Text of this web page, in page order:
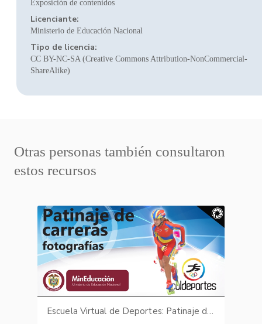
Exposición de contenidos
Licenciante:
Ministerio de Educación Nacional
Tipo de licencia:
CC BY-NC-SA (Creative Commons Attribution-NonCommercial-
ShareAlike)
Otras personas también consultaron
estos recursos
Escuela Virtual de Deportes: Patinaje de carreras - fotografías